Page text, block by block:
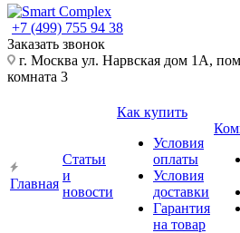
+7 (499) 755 94 38
Заказать звонок
г. Москва ул. Нарвская дом 1А,
комната 3
Главная
Статьи
и
новости
Как купить
Условия
оплаты
Условия
доставки
Гарантия
на товар